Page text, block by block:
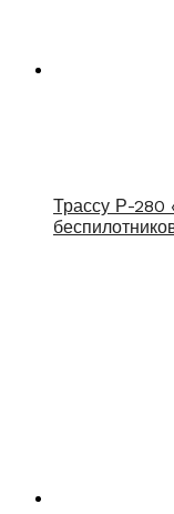
Трассу Р-280